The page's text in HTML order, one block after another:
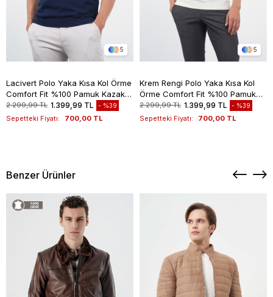
5
Lacivert Polo Yaka Kısa Kol Örme
Comfort Fit %100 Pamuk Kazak
1012260151
2.299,99 TL 1.399,99 TL %39
Sepetteki Fiyatı: 700,00 TL
5
Krem Rengi Polo Yaka Kısa Kol
Örme Comfort Fit %100 Pamuk
Kazak 1012260151
2.299,99 TL 1.399,99 TL %39
Sepetteki Fiyatı: 700,00 TL
Benzer Ürünler